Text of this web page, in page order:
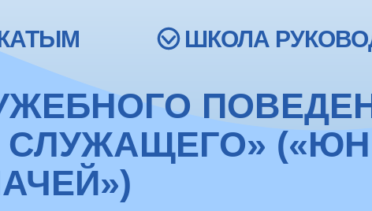
ШКОЛА
СЛУЖАЩЕГО»